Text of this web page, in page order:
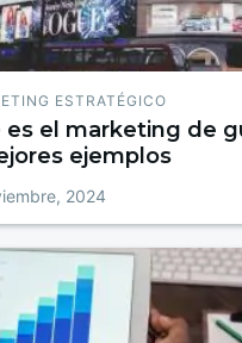
ESTRATÉGICO
es el marketing de
ejemplos
2024